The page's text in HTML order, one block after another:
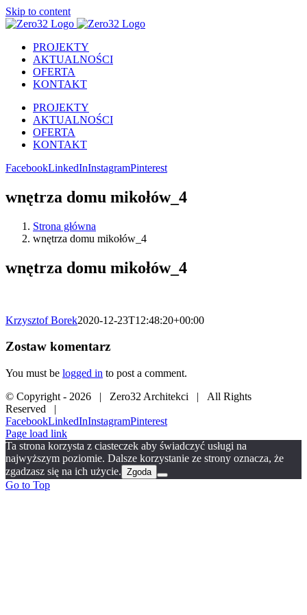
Skip to content
PROJEKTY
AKTUALNOŚCI
OFERTA
KONTAKT
PROJEKTY
AKTUALNOŚCI
OFERTA
KONTAKT
FacebookLinkedInInstagramPinterest
wnętrza domu mikołów_4
Strona główna
wnętrza domu mikołów_4
wnętrza domu mikołów_4
Krzysztof Borek2020-12-23T12:48:20+00:00
Zostaw komentarz
You must be logged in to post a comment.
© Copyright - 2026 | Zero32 Architekci | All Rights
Reserved |
FacebookLinkedInInstagramPinterest
Page load link
Ta strona korzysta z ciasteczek aby świadczyć usługi na
najwyższym poziomie. Dalsze korzystanie ze strony oznacza, że
zgadzasz się na ich użycie. Zgoda
Go to Top